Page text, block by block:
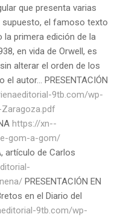
que presenta varias
supuesto, el famoso texto
la primera edición de la
en vida de Orwell, es
alterar el orden de los
autor... PRESENTACIÓN
9tb.com/wp-
https://xn--
gom-a-gom/
artículo de Carlos
PRESENTACIÓN EN
en el Diario del
9tb.com/wp-